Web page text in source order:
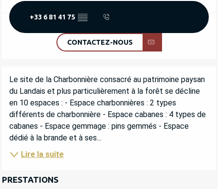
+33 6 81 41 75 ▒▒
CONTACTEZ-NOUS
DESCRIPTION
Le site de la Charbonnière consacré au patrimoine paysan
du Landais et plus particulièrement à la forêt se décline
en 10 espaces : - Espace charbonnières : 2 types
différents de charbonnière - Espace cabanes : 4 types de
cabanes - Espace gemmage : pins gemmés - Espace
dédié à la brande et à ses...
Lire la suite
PRESTATIONS